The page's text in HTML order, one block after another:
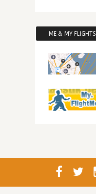
ME & MY FLIGHTS